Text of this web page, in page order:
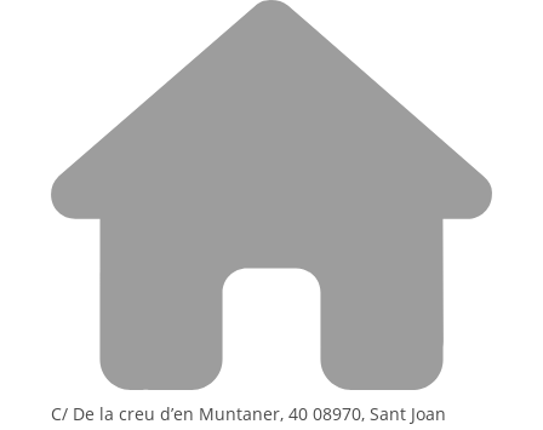
C/ De la creu d’en Muntaner, 40 08970, Sant Joan